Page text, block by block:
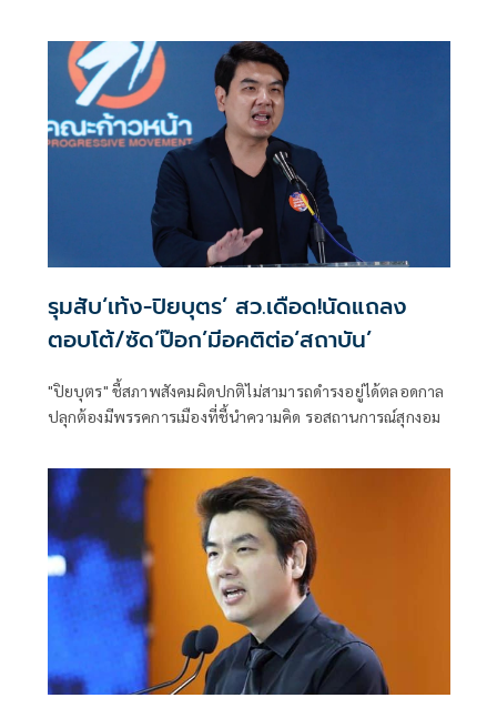
รุมสับ‘เท้ง-ปิยบุตร’ สว.เดือด!นัดแถลง
ตอบโต้/ซัด‘ป๊อก’มีอคติต่อ‘สถาบัน’
"ปิยบุตร" ชี้สภาพสังคมผิดปกติไม่สามารถดำรงอยู่ได้ตลอดกาล
ปลุกต้องมีพรรคการเมืองที่ชี้นำความคิด รอสถานการณ์สุกงอม